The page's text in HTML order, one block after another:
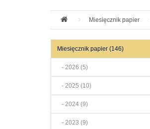
Miesięcznik papier
Miesięcznik papier (146)
- 2026 (5)
- 2025 (10)
- 2024 (9)
- 2023 (9)